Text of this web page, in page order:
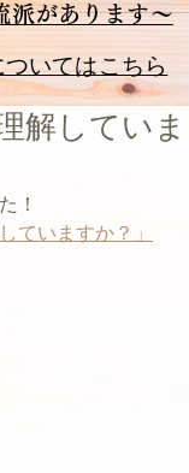
派があります～
いてはこちら
解していま
！
ていますか？」